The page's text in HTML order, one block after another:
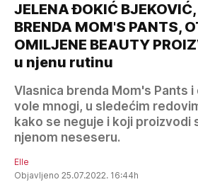
JELENA ĐOKIĆ
BRENDA MOM'S PANTS,
OMILJENE BEAUTY
u njenu rutinu
Vlasnica brenda Mom's Pants i
vole mnogi, u sledećim
kako se neguje i koji proizvodi
njenom neseseru.
Elle
Objavljeno 25.07.2022. 16:44h